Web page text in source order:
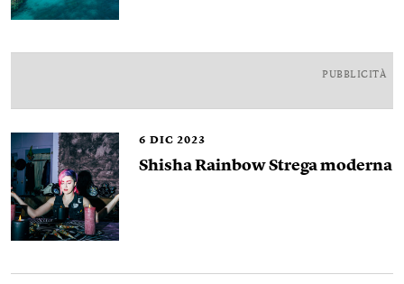
PUBBLICITÀ
6 DIC 2023
Shisha Rainbow Strega moderna